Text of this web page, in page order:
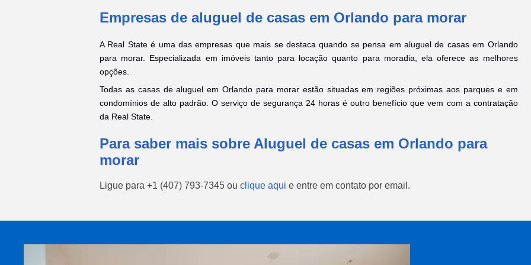
Empresas de aluguel de casas em Orlando para morar
A Real State é uma das empresas que mais se destaca quando se pensa em aluguel de casas em Orlando
para morar. Especializada em imóveis tanto para locação quanto para moradia, ela oferece as melhores
opções.
Todas as casas de aluguel em Orlando para morar estão situadas em regiões próximas aos parques e em
condomínios de alto padrão. O serviço de segurança 24 horas é outro benefício que vem com a contratação
da Real State.
Para saber mais sobre Aluguel de casas em Orlando para
morar
Ligue para +1 (407) 793-7345 ou clique aqui e entre em contato por email.